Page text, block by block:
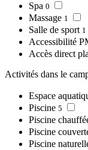
Spa 0
Massage 1
Salle de sport 1
Accessibilité
Accès direct
Activités dans le
Espace
Piscine 5
Piscine
Piscine
Piscine